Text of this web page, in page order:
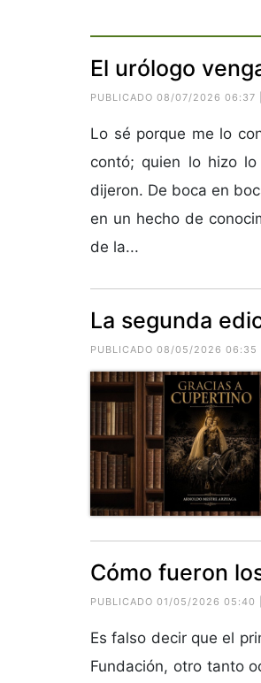
El urólogo
PUBLICADO 08/07/2026 06:37 |
Lo sé porque me lo
contó; quien lo hizo
dijeron. De boca en
en un hecho de
de la...
La segunda
PUBLICADO 08/05/2026 06:35 |
Cómo fueron
PUBLICADO 01/05/2026 05:40 |
Es falso decir que el
Fundación, otro tanto